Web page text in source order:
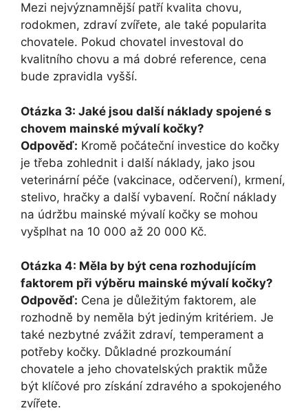
Mezi nejvýznamnější patří kvalita chovu,
rodokmen, zdraví zvířete, ale také popularita
chovatele. Pokud chovatel investoval do
kvalitního chovu a má dobré reference, cena
bude zpravidla vyšší.
Otázka 3: Jaké jsou další náklady spojené s
chovem mainské mývalí kočky?
Odpověď: Kromě počáteční investice do kočky
je třeba zohlednit i další náklady, jako jsou
veterinární péče (vakcinace, odčervení), krmení,
stelivo, hračky a další vybavení. Roční náklady
na údržbu mainské mývalí kočky se mohou
vyšplhat na 10 000 až 20 000 Kč.
Otázka 4: Měla by být cena rozhodujícím
faktorem při výběru mainské mývalí kočky?
Odpověď: Cena je důležitým faktorem, ale
rozhodně by neměla být jediným kritériem. Je
také nezbytné zvážit zdraví, temperament a
potřeby kočky. Důkladné prozkoumání
chovatele a jeho chovatelských praktik může
být klíčové pro získání zdravého a spokojeného
zvířete.